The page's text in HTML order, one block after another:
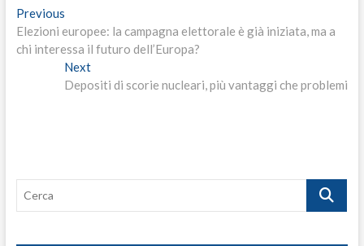
Navigazione
articoli
PreviousPrevious
post:
Elezioni europee: la campagna elettorale è già iniziata, ma a
chi interessa il futuro dell’Europa?
NextNext
post:
Depositi di scorie nucleari, più vantaggi che problemi
Cerca